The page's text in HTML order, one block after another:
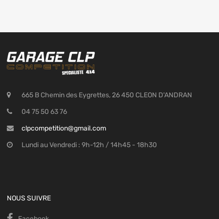
665 B Chemin des Eygrettes, 26 450 CLEON D'ANDRAN
04 75 50 63 76
clpcompetition@gmail.com
Lundi au Vendredi : 9h-12h / 14h45 - 18h30
NOUS SUIVRE